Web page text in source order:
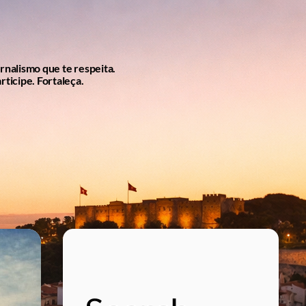
que te respeita.
Fortaleça.